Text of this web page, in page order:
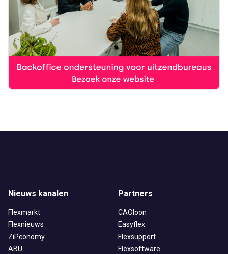
Nieuws kanalen
Flexmarkt
Flexnieuws
ZiPconomy
ABU
Partners
CAOloon
Easyflex
Flexsupport
Flexsoftware